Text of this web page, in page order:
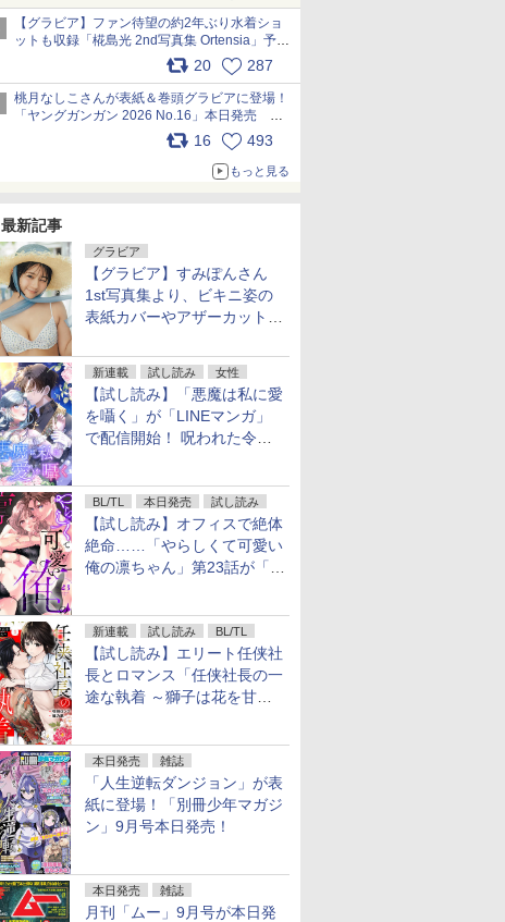
【グラビア】ファン待望の約2年ぶり水着ショ
ットも収録「椛島光 2nd写真集 Ortensia」予約
20 287
桃月なしこさんが表紙＆巻頭グラビアに登場！
「ヤングガンガン 2026 No.16」本日発売
16 493
もっと見る
最新記事
グラビア
【グラビア】すみぽんさん
1st写真集より、ビキニ姿の
表紙カバーやアザーカットを
新連載 試し読み 女性
【試し読み】「悪魔は私に愛
を囁く」が「LINEマンガ」
で配信開始！ 呪われた令嬢×
BL/TL 本日発売 試し読み
【試し読み】オフィスで絶体
絶命……「やらしくて可愛い
俺の凛ちゃん」第23話が「コ
新連載 試し読み BL/TL
【試し読み】エリート任侠社
長とロマンス「任侠社長の一
途な執着 ～獅子は花を甘く
本日発売 雑誌
「人生逆転ダンジョン」が表
紙に登場！「別冊少年マガジ
ン」9月号本日発売！
本日発売 雑誌
月刊「ムー」9月号が本日発